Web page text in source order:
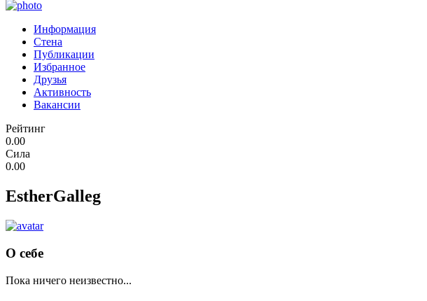
Информация
Стена
Публикации
Избранное
Друзья
Активность
Вакансии
Рейтинг
0.00
Сила
0.00
EstherGalleg
О себе
Пока ничего неизвестно...